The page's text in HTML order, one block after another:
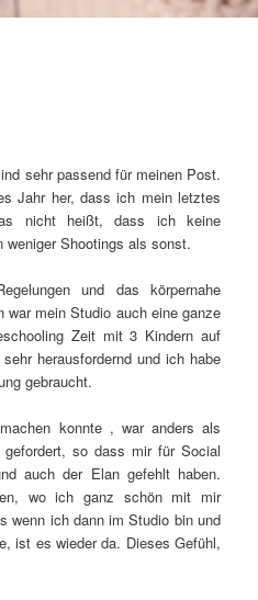
sehr passend für meinen Post.
Jahr her, dass ich mein letztes
nicht heißt, dass ich keine
Shootings als sonst.
und das körpernahe
war mein Studio auch eine ganze
Zeit mit 3 Kindern auf
herausfordernd und ich habe
gebraucht.
konnte , war anders als
so dass mir für Social
auch der Elan gefehlt haben.
wo ich ganz schön mit mir
wenn ich dann im Studio bin und
ist es wieder da. Dieses Gefühl,